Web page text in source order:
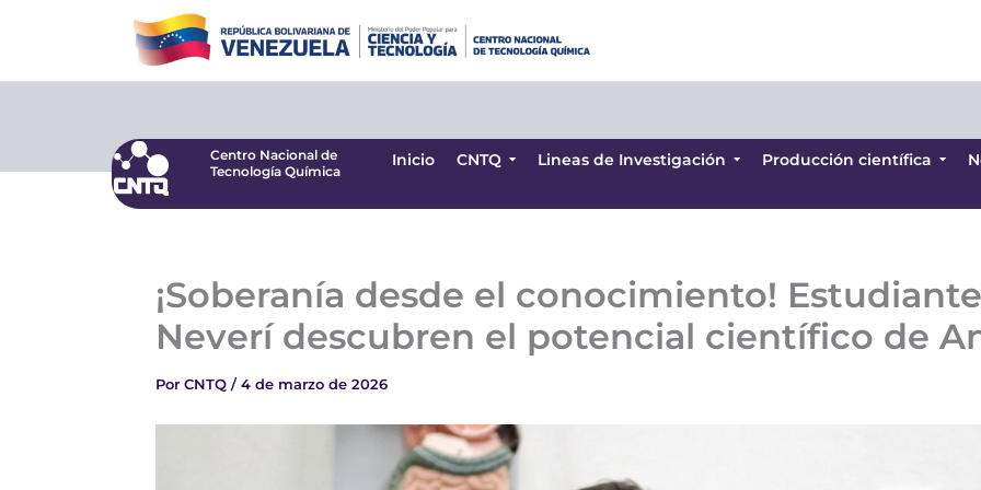
Tecnología Química
CNTQ
Centro Nacional de
Tecnología Química
Inicio CNTQ Lineas de Investigación Producción científica
‎¡Soberanía desde el conocimiento!
Neverí descubren el potencial científico de
Por CNTQ /4 de marzo de 2026